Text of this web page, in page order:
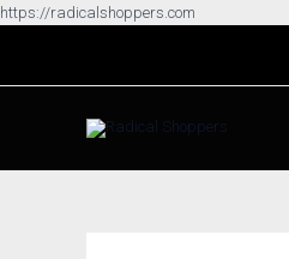
https://radicalshoppers.com